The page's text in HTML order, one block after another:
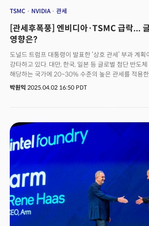
TSMC NVIDIA 관세
[관세후폭풍] 엔비디아·TSMC 급락...
영향은?
도널드 트럼프 대통령이 발표한 ‘상호 관세’ 부과 계
강타하고 있다. 대만, 한국, 일본 등 글로벌 첨단 반도
해당하는 국가에 20~30% 수준의 높은 관세를 적용
관련 기업 제품의 수요, 매출에 부정적 영향을 미칠 것
대만은 32%, 대한민국은 25%, 일본은 24%, 유럽연
책정됐다. 기본 관세 10%는 5일부터 국가별 관세는 9
박원익 2025.04.02 16:50 PDT